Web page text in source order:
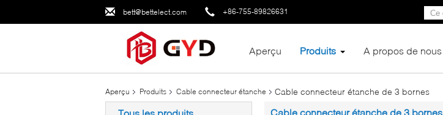
bett@bettelect.com +86-755-89826631
Aperçu Produits A propos de nous
Aperçu Produits Cable connecteur étanche Cable connecteur étanche de 3 bornes
Cable connecteur étanche de 3 bornes